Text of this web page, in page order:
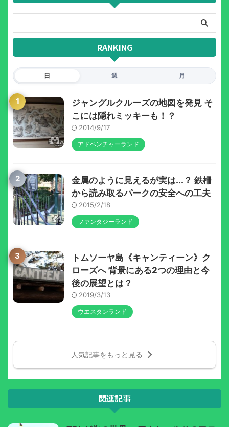
RANKING
日 週 月
1
ジャングルクルーズの地図を発見 そ
こには隠れミッキーも！？
2014/9/17
アドベンチャーランド
2
金属のように見えるが実は...？ 鉄柵
から読み取るパークの安全への工夫
2015/2/18
ファンタジーランド
3
トムソーヤ島《キャンティーン》ク
ローズへ 背景にある2つの理由と今
後の展望とは？
2019/3/13
ウエスタンランド
人気記事をもっと見る
関連記事